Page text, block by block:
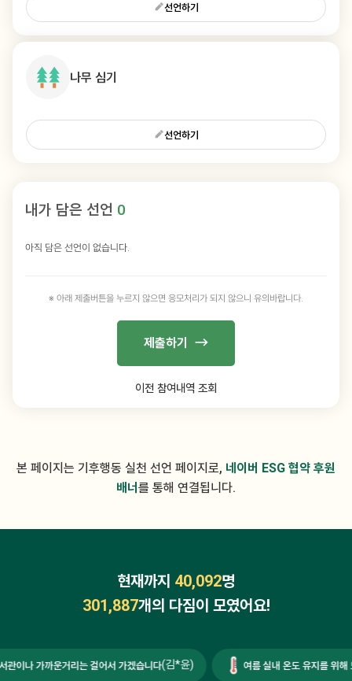
선언하기
나무 심기
선언하기
내가 담은 선언 0
아직 담은 선언이 없습니다.
※ 아래 제출버튼을 누르지 않으면 응모처리가 되지 않으니 유의바랍니다.
제출하기
이전 참여내역 조회
본 페이지는 기후행동 실천 선언 페이지로, 네이버 ESG 협약 후원
배너 를 통해 연결됩니다.
현재까지 40,092명
301,887개의 다짐이 모였어요!
나 가까운거리는 걸어서 가겠습니다(김*윤) 여름 실내 온도 유지를 위해 노력